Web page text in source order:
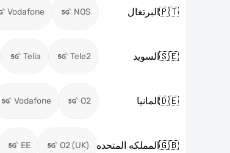
🇵🇹البرتغال NOS
Vodafone
🇸🇪السويد Tele2
Telia
🇩🇪المانيا O2
Vodafone
🇬🇧المملكه المتحده O2 (UK)
EE